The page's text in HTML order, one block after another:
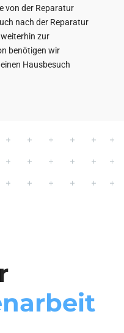
von der Reparatur
nach der Reparatur
zur
benötigen wir
Hausbesuch